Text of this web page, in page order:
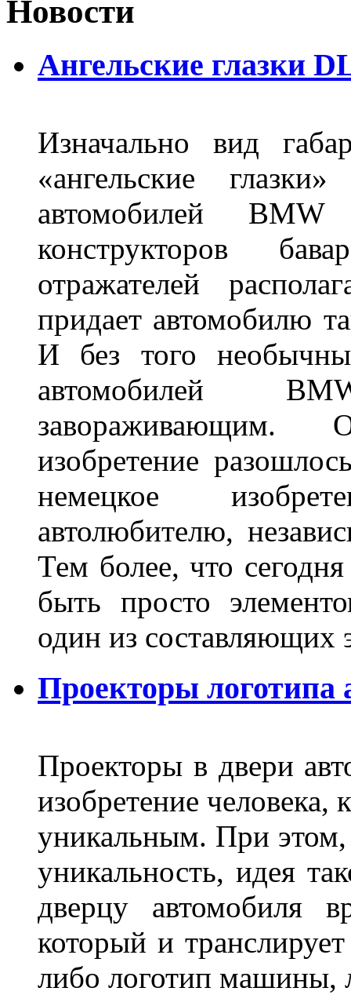
Новости
Ангельские глазки
Изначально вид
«ангельские
автомобилей
конструкторов
отражателей
придает автомобилю
И без того
автомобилей
завораживающим.
изобретение
немецкое
автолюбителю,
Тем более, что сегодня
быть просто
один из
Проекторы логотипа
Проекторы в двери
изобретение человека,
уникальным. При этом,
уникальность, идея
дверцу автомобиля
который и
либо логотип машины,